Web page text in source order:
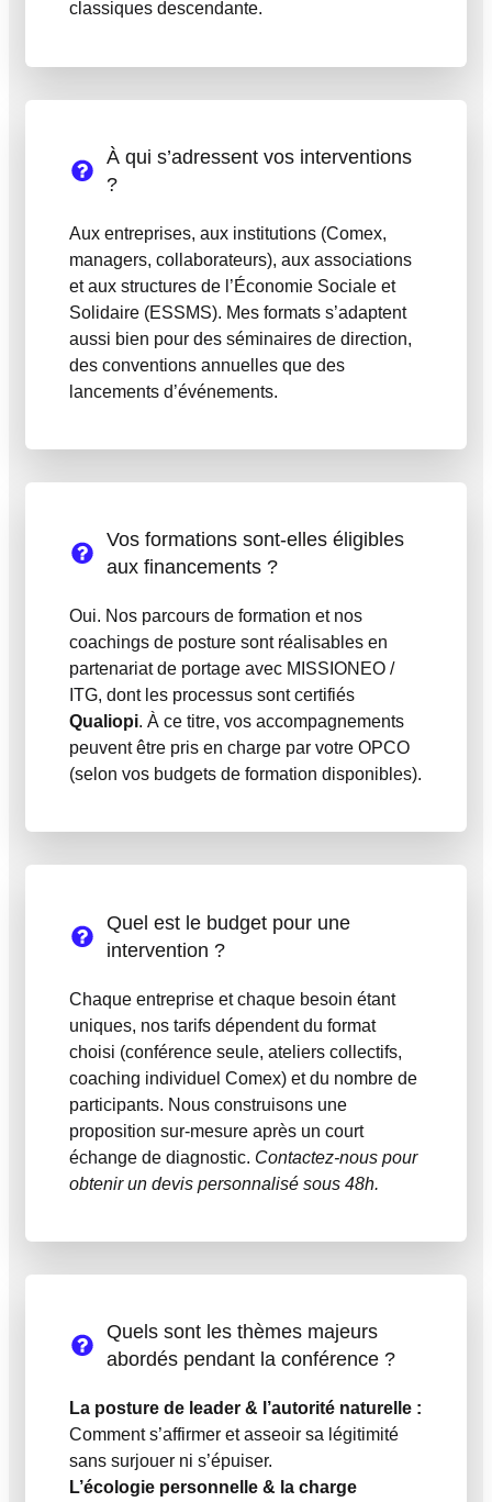
classiques descendante.
À qui s’adressent vos interventions
?
Aux entreprises, aux institutions (Comex,
managers, collaborateurs), aux associations
et aux structures de l’Économie Sociale et
Solidaire (ESSMS). Mes formats s’adaptent
aussi bien pour des séminaires de direction,
des conventions annuelles que des
lancements d’événements.
Vos formations sont-elles éligibles
aux financements ?
Oui. Nos parcours de formation et nos
coachings de posture sont réalisables en
partenariat de portage avec MISSIONEO /
ITG, dont les processus sont certifiés
Qualiopi. À ce titre, vos accompagnements
peuvent être pris en charge par votre OPCO
(selon vos budgets de formation disponibles).
Quel est le budget pour une
intervention ?
Chaque entreprise et chaque besoin étant
uniques, nos tarifs dépendent du format
choisi (conférence seule, ateliers collectifs,
coaching individuel Comex) et du nombre de
participants. Nous construisons une
proposition sur-mesure après un court
échange de diagnostic. Contactez-nous pour
obtenir un devis personnalisé sous 48h.
Quels sont les thèmes majeurs
abordés pendant la conférence ?
La posture de leader & l’autorité naturelle :
Comment s’affirmer et asseoir sa légitimité
sans surjouer ni s’épuiser.
L’écologie personnelle & la charge